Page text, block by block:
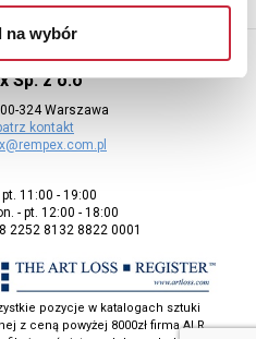
na wybór
Sp. z o.o
324 Warszawa
kontakt
11:00 - 19:00
- pt. 12:00 - 18:00
2252 8132 8822 0001
pozycje w katalogach sztuki
z ceną powyżej 8000zł firma ALR